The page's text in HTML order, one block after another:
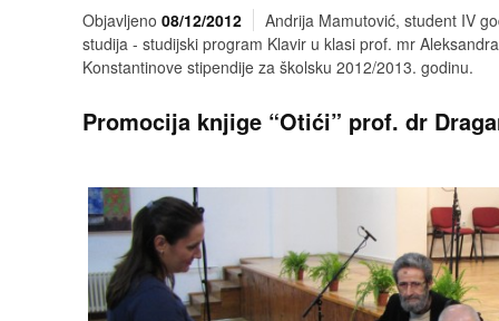
Objavljeno 08/12/2012
Andrija Mamutović, student IV
studija - studijski program Klavir u klasi prof. mr
Konstantinove stipendije za školsku 2012/2013. godinu.
Promocija knjige “Otići” prof. dr